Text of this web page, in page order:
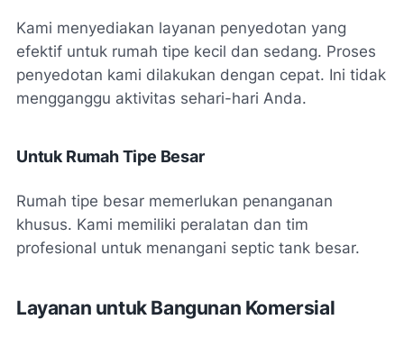
Kami menyediakan layanan penyedotan yang
efektif untuk rumah tipe kecil dan sedang. Proses
penyedotan kami dilakukan dengan cepat. Ini tidak
mengganggu aktivitas sehari-hari Anda.
Untuk Rumah Tipe Besar
Rumah tipe besar memerlukan penanganan
khusus. Kami memiliki peralatan dan tim
profesional untuk menangani septic tank besar.
Layanan untuk Bangunan Komersial